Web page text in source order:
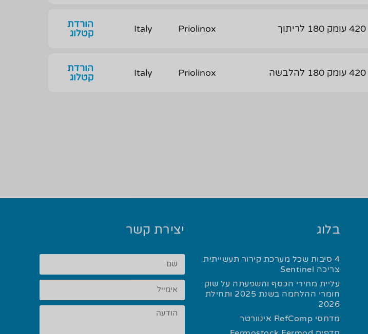
Priolinox
Italy
הורדת
קטלוג
Priolinox
Italy
הורדת
קטלוג
בלוג
4 סיבות שכל מערכת קירור תעשייתית
צריכה Sentinel
עליית מחירי הכסף והשפעתה על שוק
חומרי ההלחמה בשנת 2025 ותחילת
2026
מדחסי RefComp אינוורטר
יצירת קשר